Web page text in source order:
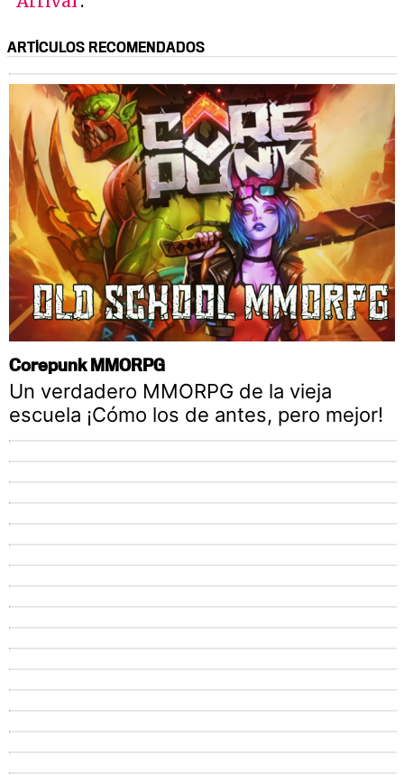
ARTÍCULOS RECOMENDADOS
Corepunk MMORPG
Un verdadero MMORPG de la vieja
escuela ¡Cómo los de antes, pero mejor!